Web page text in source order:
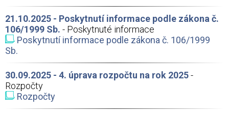
21.10.2025 - Poskytnutí informace podle zákona č.
106/1999 Sb. - Poskytnuté informace
Poskytnutí informace podle zákona č. 106/1999
Sb.
30.09.2025 - 4. úprava rozpočtu na rok 2025-
Rozpočty
Rozpočty